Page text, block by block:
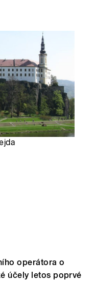
operátora o
účely letos poprvé